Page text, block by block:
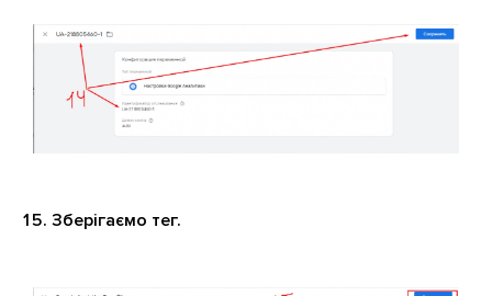
Зберігаємо тег.